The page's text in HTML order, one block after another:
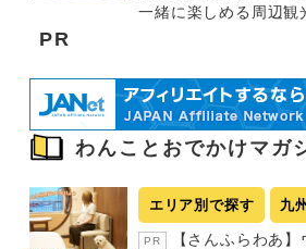
一緒に楽しめる周辺観
PR
わんことおでかけマガ
エリア別で探す 九
PR
【さんふらわあ